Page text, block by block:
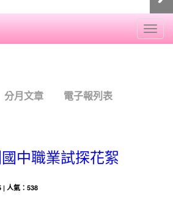
分月文章 電子報列表
中職業試探花絮
| 人氣：538